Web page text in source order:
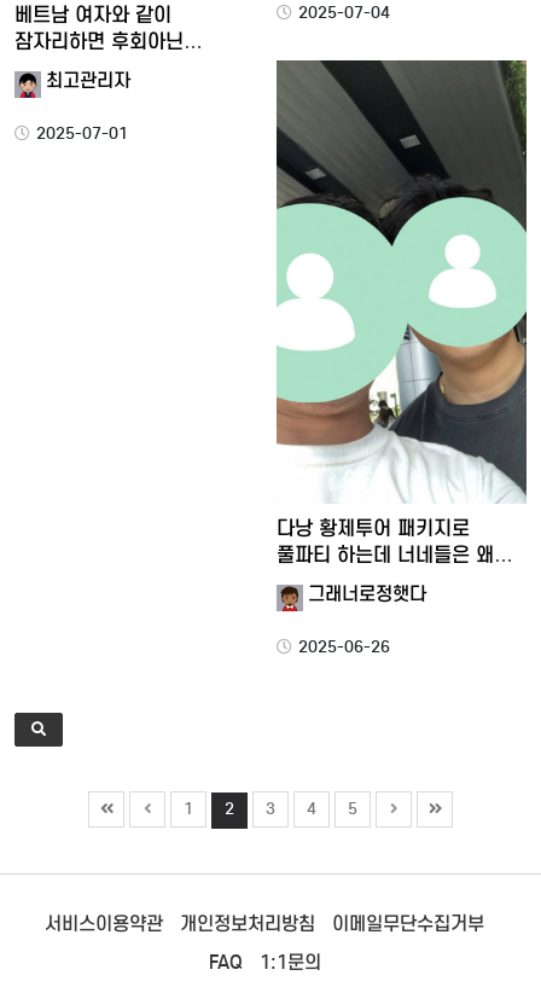
2025-07-04
베트남 여자와 같이
잠자리하면 후회아닌
행복이다.
최고관리자
2025-07-01
다낭 황제투어 패키지로
풀파티 하는데 너네들은 왜
안해…그래너로정햇다
2025-06-26
1 2 3 4 5
서비스이용약관 개인정보처리방침
이메일무단수집거부
FAQ
1:1문의